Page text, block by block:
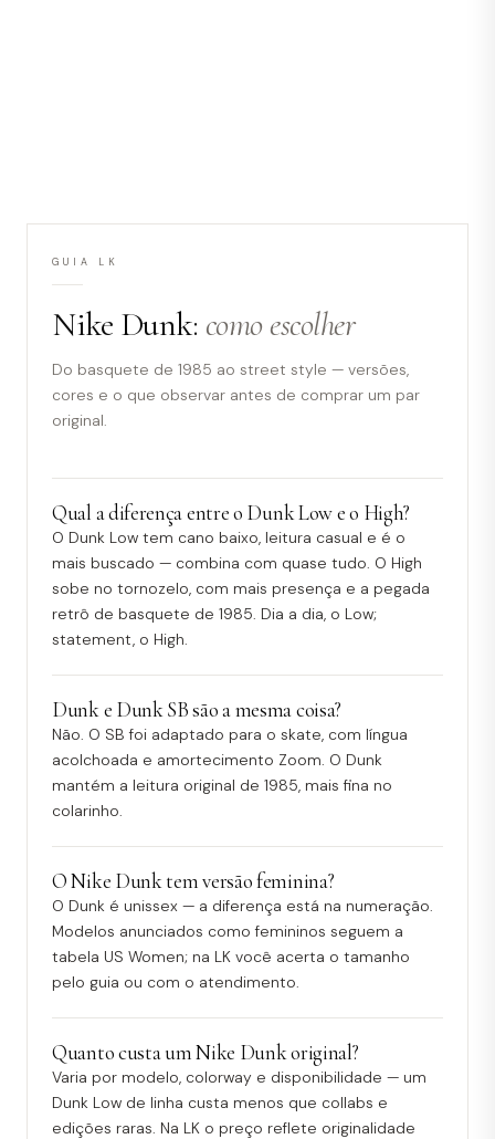
GUIA LK
Nike Dunk: como escolher
Do basquete de 1985 ao street style — versões,
cores e o que observar antes de comprar um par
original.
Qual a diferença entre o Dunk Low e o High?
O Dunk Low tem cano baixo, leitura casual e é o
mais buscado — combina com quase tudo. O High
sobe no tornozelo, com mais presença e a pegada
retrô de basquete de 1985. Dia a dia, o Low;
statement, o High.
Dunk e Dunk SB são a mesma coisa?
Não. O SB foi adaptado para o skate, com língua
acolchoada e amortecimento Zoom. O Dunk
mantém a leitura original de 1985, mais fina no
colarinho.
O Nike Dunk tem versão feminina?
O Dunk é unissex — a diferença está na numeração.
Modelos anunciados como femininos seguem a
tabela US Women; na LK você acerta o tamanho
pelo guia ou com o atendimento.
Quanto custa um Nike Dunk original?
Varia por modelo, colorway e disponibilidade — um
Dunk Low de linha custa menos que collabs e
edições raras. Na LK o preço reflete originalidade